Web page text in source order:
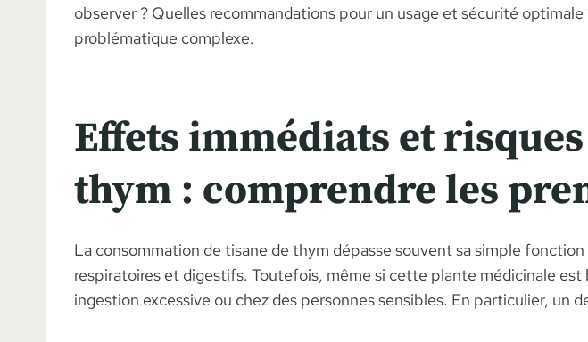
observer ? Quelles recommandations pour un usage et sécurité
problématique complexe.
Effets immédiats et
thym : comprendre les
La consommation de tisane de thym dépasse souvent sa simple
respiratoires et digestifs. Toutefois, même si cette plante médicinale
ingestion excessive ou chez des personnes sensibles. En particulier, un